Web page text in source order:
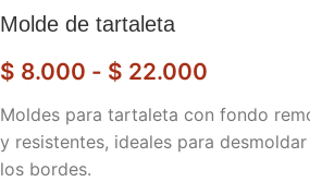
Molde de tartaleta
$ 8.000 - $ 22.000
Moldes para tartaleta con fondo
y resistentes, ideales para
los bordes.